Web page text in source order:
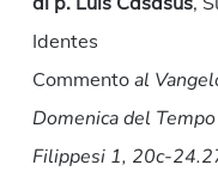
Identes
Commento al
Domenica del
Filippesi 1, 20c-